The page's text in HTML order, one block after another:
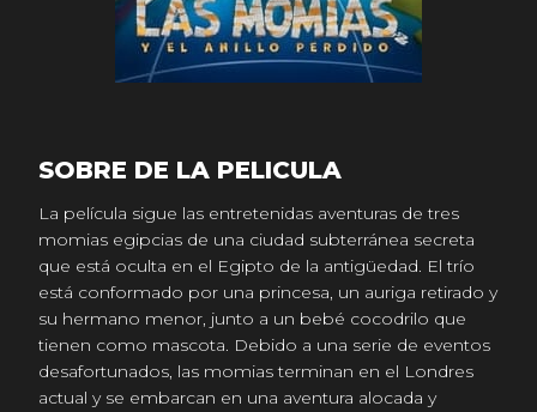
SOBRE DE LA PELICULA
La película sigue las entretenidas aventuras de tres
momias egipcias de una ciudad subterránea secreta
que está oculta en el Egipto de la antigüedad. El trío
está conformado por una princesa, un auriga retirado y
su hermano menor, junto a un bebé cocodrilo que
tienen como mascota. Debido a una serie de eventos
desafortunados, las momias terminan en el Londres
actual y se embarcan en una aventura alocada y